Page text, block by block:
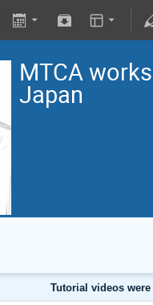
MTCA
Japan
Tutorial videos